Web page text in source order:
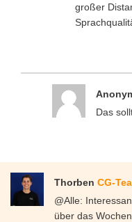
großer
Das
Thorben CG-
@Alle:
über das